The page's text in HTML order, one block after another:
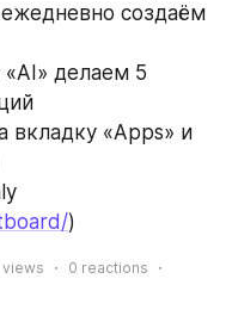
создаём
«AI» делаем 5
вкладку «Apps» и
)
views 0 reactions